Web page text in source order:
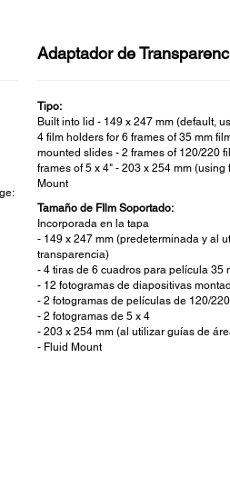
Adaptador de
Tipo:
Built into lid - 149 x 247 mm (default,
4 film holders for 6 frames of 35 mm
mounted slides - 2 frames of 120/220
frames of 5 x 4" - 203 x 254 mm
Mount
Tamaño de FIlm Soportado:
Incorporada en la tapa
- 149 x 247 mm (predeterminada y al
transparencia)
- 4 tiras de 6 cuadros para película 35
- 12 fotogramas de diapositivas
- 2 fotogramas de películas de 120/
- 2 fotogramas de 5 x 4
- 203 x 254 mm (al utilizar guías de
- Fluid Mount